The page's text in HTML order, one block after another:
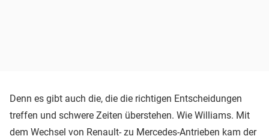
Denn es gibt auch die, die die richtigen Entscheidungen
treffen und schwere Zeiten überstehen. Wie Williams. Mit
dem Wechsel von Renault- zu Mercedes-Antrieben kam der